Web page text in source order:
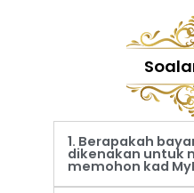
1. Berapakah
dikenakan untuk
memohon kad